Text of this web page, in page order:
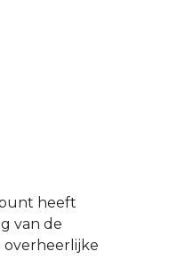
heeft
van de
overheerlijke